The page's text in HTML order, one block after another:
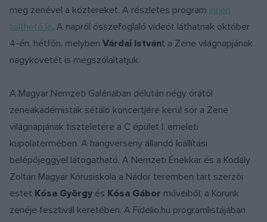
meg zenével a köztereket. A részletes program innen
tölthető le. A napról összefoglaló videót láthatnak október
4-én, hétfőn, melyben Várdai Istvánt a Zene világnapjának
nagykövetét is megszólaltatjuk.
A Magyar Nemzeti Galériában délután négy órától
zeneakadémisták sétáló koncertjére kerül sor a Zene
világnapjának tiszteletére a C épület I. emeleti
kupolatermében. A hangverseny állandó kiállítási
belépőjeggyel látogatható. A Nemzeti Énekkar és a Kodály
Zoltán Magyar Kórusiskola a Nádor teremben tart szerzői
estet Kósa György és Kósa Gábor műveiből, a Korunk
zenéje fesztivál keretében. A Fidelio.hu programlistájában